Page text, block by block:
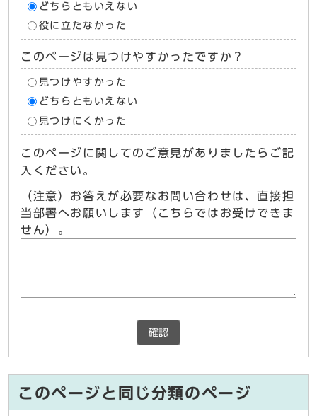
どちらともいえない
役に立たなかった
このページは見つけやすかったですか？
見つけやすかった
どちらともいえない
見つけにくかった
このページに関してのご意見がありましたらご記
入ください。
（注意）お答えが必要なお問い合わせは、直接担
当部署へお願いします（こちらではお受けできま
せん）。
確認
このページと同じ分類のページ